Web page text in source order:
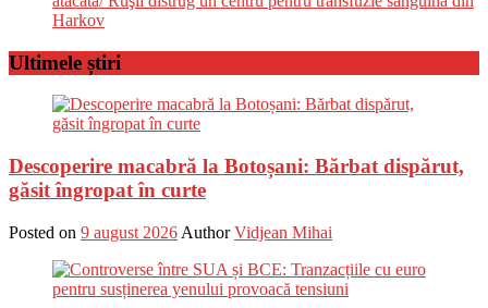
Harkov
Ultimele știri
Descoperire macabră la Botoșani: Bărbat dispărut,
găsit îngropat în curte
Posted on 9 august 2026 Author Vidjean Mihai